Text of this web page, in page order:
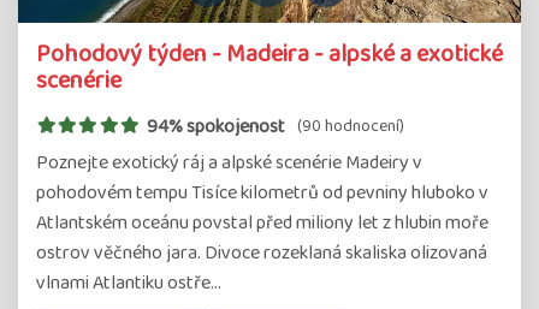
Pohodový týden - Madeira - alpské a exotické
scenérie
94% spokojenost (90 hodnocení)
Poznejte exotický ráj a alpské scenérie Madeiry v
pohodovém tempu Tisíce kilometrů od pevniny hluboko v
Atlantském oceánu povstal před miliony let z hlubin moře
ostrov věčného jara. Divoce rozeklaná skaliska olizovaná
vlnami Atlantiku ostře…